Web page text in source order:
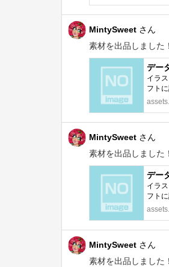
MintySweet さん
素材を出品しました！
デー
イラ
フト
MintySweet さん
素材を出品しました！
デー
イラ
フト
MintySweet さん
素材を出品しました！